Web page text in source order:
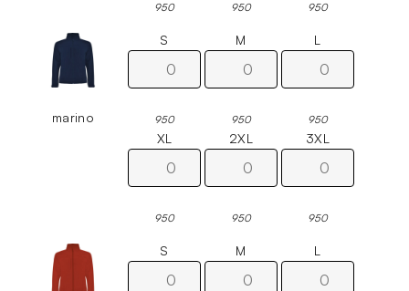
950 950 950
marino
S
950
M
950
L
950
XL
950
2XL
950
3XL
950
S M L